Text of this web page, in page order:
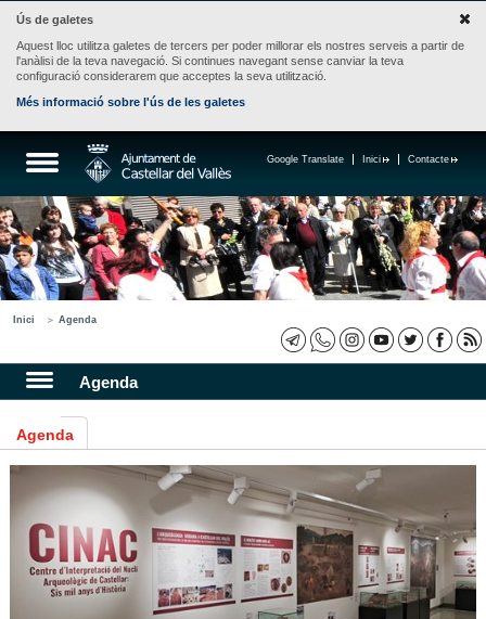
Ús de galetes
Aquest lloc utilitza galetes de tercers per poder millorar els nostres serveis a partir de
l'anàlisi de la teva navegació. Si continues navegant sense canviar la teva
configuració considerarem que acceptes la seva utilització.
Més informació sobre l'ús de les galetes
Contacte
Inici
Google Translate
Inici Agenda
Agenda
Agenda